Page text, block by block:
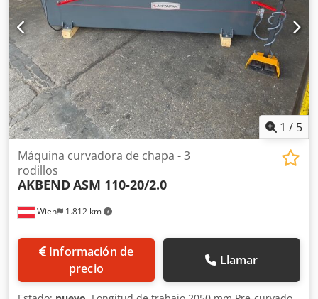
1 / 5
Wien 1.812 km
Máquina curvadora de chapa - 3
rodillos
AKBENDASM 110-20/2.0
Información de
precio
Llamar